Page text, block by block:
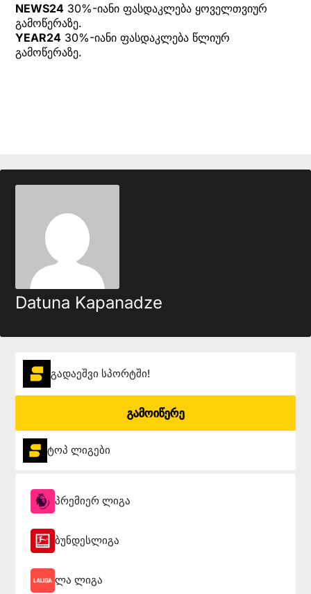
NEWS24 30%-იანი ფასდაკლება ყოველთვიურ
გამოწერაზე.
YEAR24 30%-იანი ფასდაკლება წლიურ
გამოწერაზე.
Datuna Kapanadze
გადაეშვი სპორტში!
გამოიწერე
ტოპ ლიგები
პრემიერ ლიგა
ბუნდესლიგა
ლა ლიგა